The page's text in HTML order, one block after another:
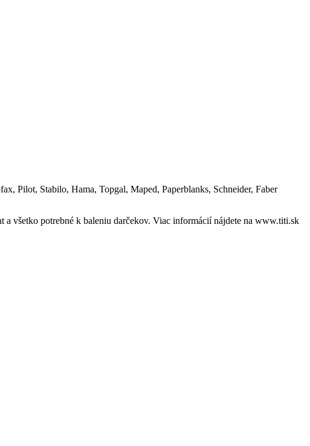
Pilot, Stabilo, Hama, Topgal, Maped, Paperblanks, Schneider, Faber
a všetko potrebné k baleniu darčekov. Viac informácií nájdete na www.titi.sk